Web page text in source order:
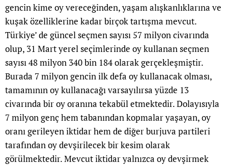
gencin kime oy vereceğinden, yaşam alışkanlıklarına ve
kuşak özelliklerine kadar birçok tartışma mevcut.
Türkiye’ de güncel seçmen sayısı 57 milyon civarında
olup, 31 Mart yerel seçimlerinde oy kullanan seçmen
sayısı 48 milyon 340 bin 184 olarak gerçekleşmiştir.
Burada 7 milyon gencin ilk defa oy kullanacak olması,
tamamının oy kullanacağı varsayılırsa yüzde 13
civarında bir oy oranına tekabül etmektedir. Dolayısıyla
7 milyon genç hem tabanından kopmalar yaşayan, oy
oranı gerileyen iktidar hem de diğer burjuva partileri
tarafından oy devşirilecek bir kesim olarak
görülmektedir. Mevcut iktidar yalnızca oy devşirmek